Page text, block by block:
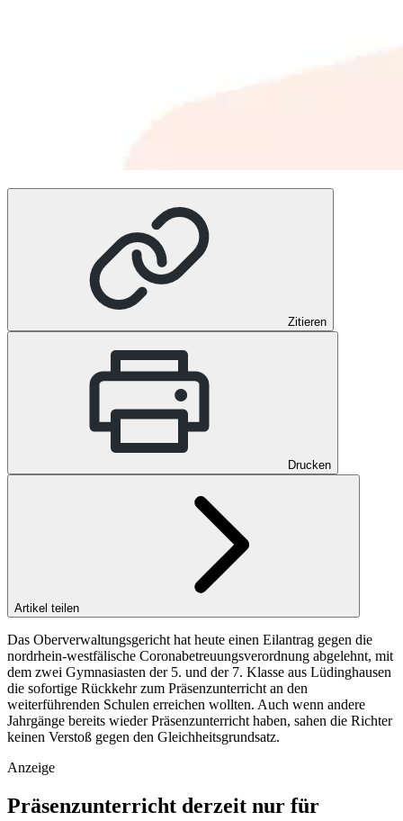
Zitieren
Drucken
Artikel teilen
Das Oberverwaltungsgericht hat heute einen Eilantrag gegen die
nordrhein-westfälische Coronabetreuungsverordnung abgelehnt, mit
dem zwei Gymnasiasten der 5. und der 7. Klasse aus Lüdinghausen
die sofortige Rückkehr zum Präsenzunterricht an den
weiterführenden Schulen erreichen wollten. Auch wenn andere
Jahrgänge bereits wieder Präsenzunterricht haben, sahen die Richter
keinen Verstoß gegen den Gleichheitsgrundsatz.
Anzeige
Präsenzunterricht derzeit nur für